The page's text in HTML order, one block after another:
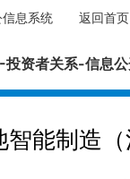
返回首页
信息系统
投资者关系-信息
能制造